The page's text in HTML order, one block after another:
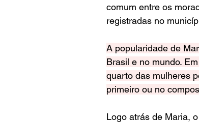
comum entre os
registradas no
A popularidade de
Brasil e no mundo.
quarto das mulheres
primeiro ou no
Logo atrás de Maria,